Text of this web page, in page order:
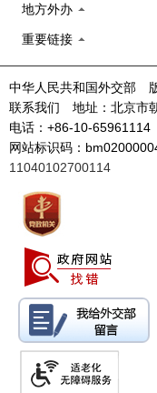
地方外办
重要链接
中华人民共和国外交部
联系我们 地址：北京市
电话：+86-10-65961114
网站标识码：
11040102700114